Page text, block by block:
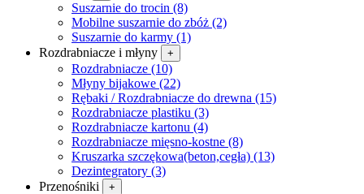
Suszarnie do trocin (8)
Mobilne suszarnie do zbóż (2)
Suszarnie do karmy (1)
Rozdrabniacze i młyny
+
Rozdrabniacze (10)
Młyny bijakowe (22)
Rębaki / Rozdrabniacze do drewna (15)
Rozdrabniacze plastiku (3)
Rozdrabniacze kartonu (4)
Rozdrabniacze mięsno-kostne (8)
Kruszarka szczękowa(beton,cegła) (13)
Dezintegra­tory (3)
Przenośniki
+